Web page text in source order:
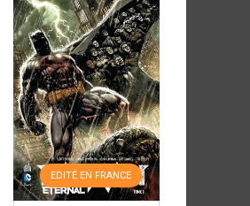
EDITÉ EN FRANCE